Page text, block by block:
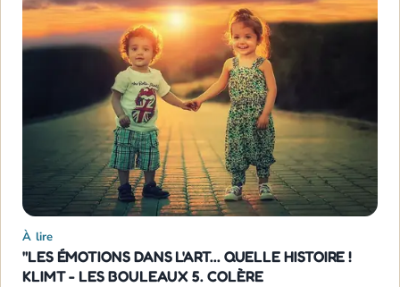
À lire
"LES ÉMOTIONS DANS L'ART... QUELLE HISTOIRE !
KLIMT - LES BOULEAUX 5. COLÈRE